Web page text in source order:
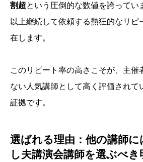
割超という圧倒的な数値を誇ってい
以上継続して依頼する熱狂的なリピ
在します。
このリピート率の高さこそが、主催
ない人気講師として高く評価されて
証拠です。
選ばれる理由：他の講師に
し夫講演会講師を選ぶべ